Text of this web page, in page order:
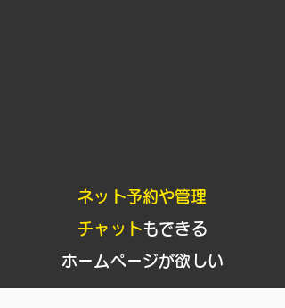
​ネット予約や管理
チャットもできる
ホームページが欲しい